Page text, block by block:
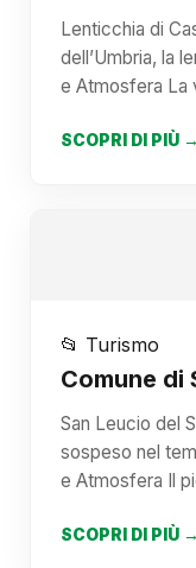
Lenticchia di
dell’Umbria, la
e Atmosfera La
SCOPRI DI PIÙ →
📂 Turismo
Comune di
San Leucio del
sospeso nel
e Atmosfera Il
SCOPRI DI PIÙ →